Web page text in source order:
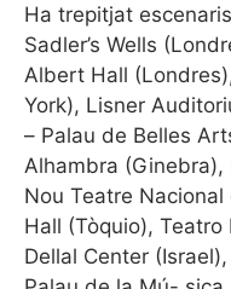
Ha trepitjat
Sadler’s Wells
Albert Hall
York), Lisner
– Palau de Belles
Alhambra
Nou Teatre
Hall (Tòquio),
Dellal Center